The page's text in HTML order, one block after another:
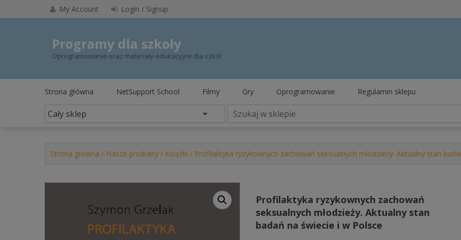
to
My Account Login / Signup
Programy dla szkoły
Oprogramowanie oraz materiały edukacyjne dla szkół
Strona główna NetSupport School Filmy Gry Oprogramowanie Regulamin sklepu
Strona główna / Nasze produkty / Książki / Profilaktyka ryzykownych zachowań seksualnych młodzieży. Aktualny stan
Profilaktyka ryzykownych zachowań
seksualnych młodzieży. Aktualny stan
badań na świecie i w Polsce